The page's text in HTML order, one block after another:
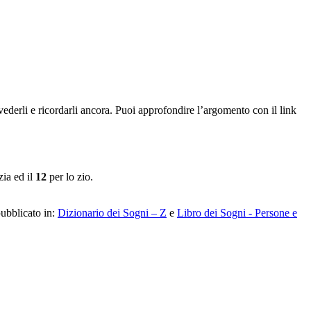
e ricordarli ancora. Puoi approfondire l’argomento con il link
ed il 12 per lo zio.
in: Dizionario dei Sogni – Z e Libro dei Sogni - Persone e